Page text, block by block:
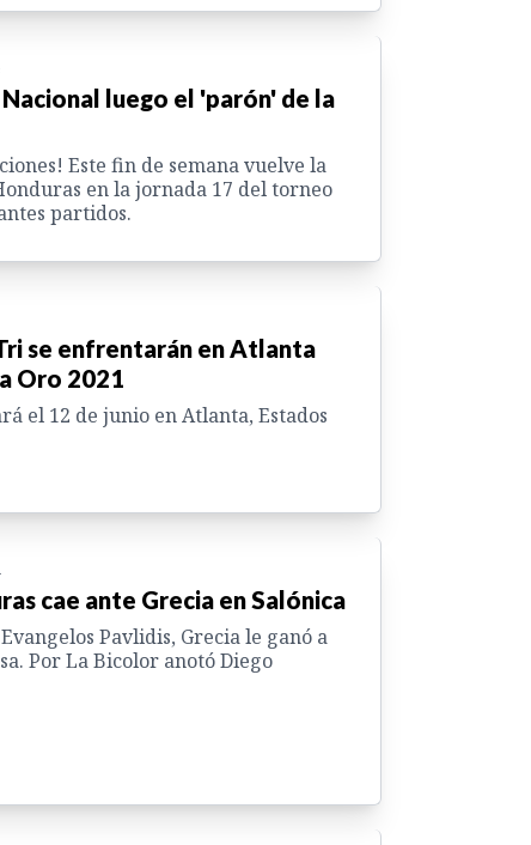
Nacional luego el 'parón' de la
Este fin de semana vuelve la
en la jornada 17 del torneo
partidos.
se enfrentarán en Atlanta
Oro 2021
el 12 de junio en Atlanta, Estados
cae ante Grecia en Salónica
Pavlidis, Grecia le ganó a
Por La Bicolor anotó Diego